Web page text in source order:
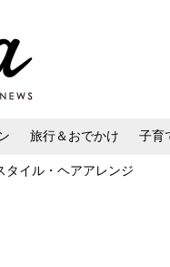
タイル・ヘアアレンジ
旅行＆おでかけ 子育